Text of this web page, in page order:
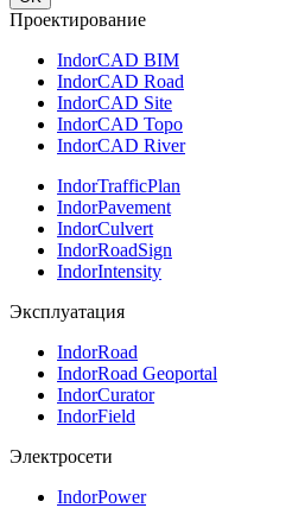
Проектирование
IndorCAD BIM
IndorCAD Road
IndorCAD Site
IndorCAD Topo
IndorCAD River
IndorTrafficPlan
IndorPavement
IndorCulvert
IndorRoadSign
IndorIntensity
Эксплуатация
IndorRoad
IndorRoad Geoportal
IndorCurator
IndorField
Электросети
IndorPower